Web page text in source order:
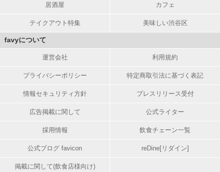
居酒屋 カフェ
テイクアウト特集 美味しい渋谷区
favyについて
運営会社 利用規約
プライバシーポリシー 特定商取引法に基づく表記
情報セキュリティ方針 プレスリリース受付
広告掲載に関して 公式ライター
採用情報 飲食チェーン一覧
公式ブログ favicon reDine[リダイン]
掲載に関して(飲食店様向け)